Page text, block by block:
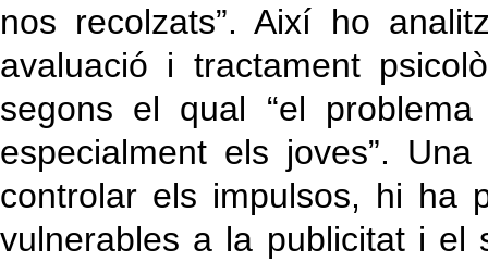
nos recolzats”. Així ho
avaluació i tractament
segons el qual “el
especialment els joves”.
controlar els impulsos, hi ha
vulnerables a la publicitat i el